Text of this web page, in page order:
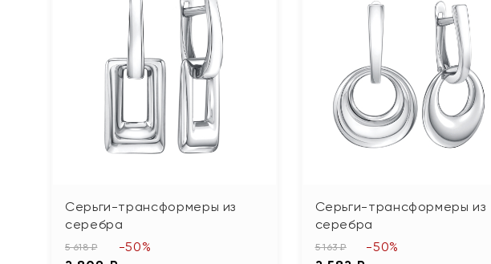
Серьги-трансформеры из
серебра
5 618 ₽ -50%
Серьги-трансформеры из
серебра
5 163 ₽ -50%